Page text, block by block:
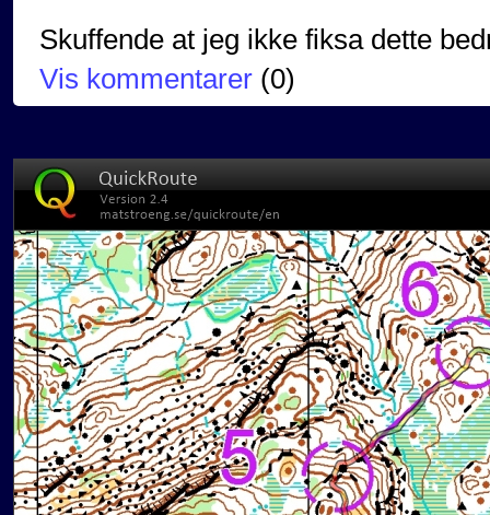
Skuffende at jeg ikke fiksa dette
Vis kommentarer (0)